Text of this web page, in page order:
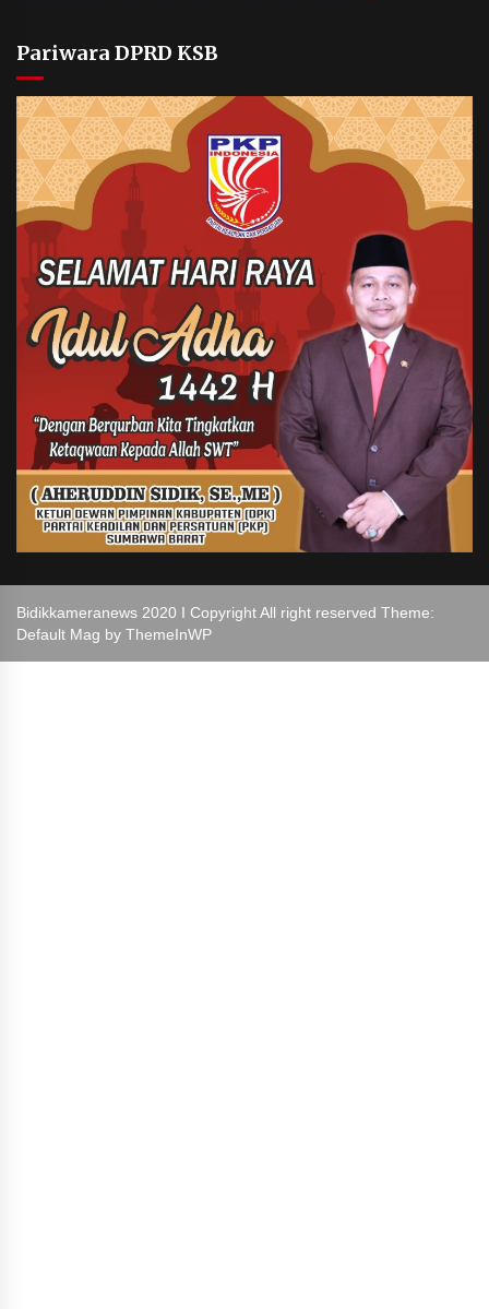
Pariwara DPRD KSB
Bidikkameranews 2020 I Copyright All right reserved Theme:
Default Mag by ThemeInWP